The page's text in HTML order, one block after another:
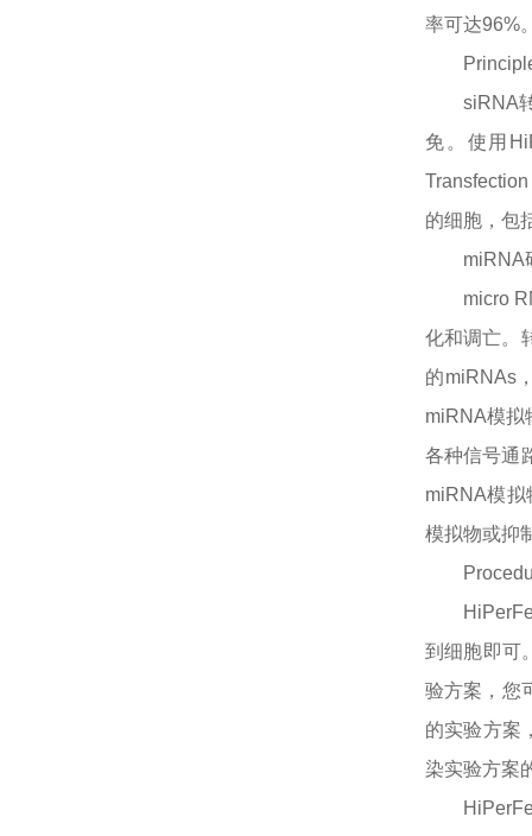
率可达96%
siRNA
免。使用
的细胞，包
miRNA
micro
化和调亡。
的miRNAs
miRNA模拟
各种信号通
miRNA模拟
模拟物或抑
到细胞即可
验方案，您
的实验方案
染实验方案